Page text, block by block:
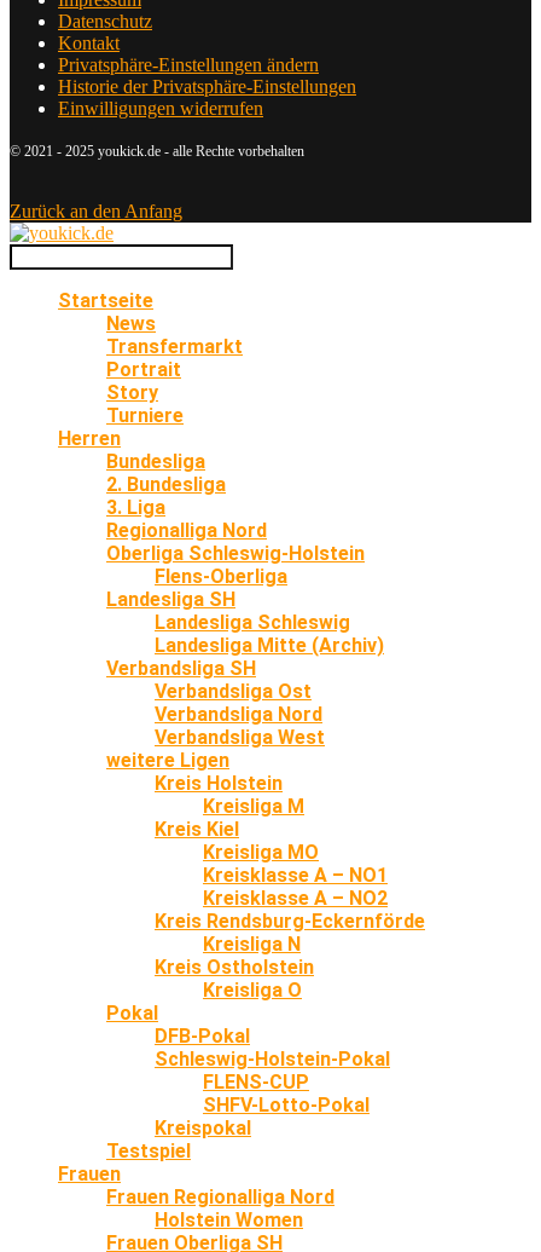
Datenschutz
Kontakt
Privatsphäre-Einstellungen ändern
Historie der Privatsphäre-Einstellungen
Einwilligungen widerrufen
© 2021 - 2025 youkick.de - alle Rechte vorbehalten
Zurück an den Anfang
Startseite
News
Transfermarkt
Portrait
Story
Turniere
Herren
Bundesliga
2. Bundesliga
3. Liga
Regionalliga Nord
Oberliga Schleswig-Holstein
Flens-Oberliga
Landesliga SH
Landesliga Schleswig
Landesliga Mitte (Archiv)
Verbandsliga SH
Verbandsliga Ost
Verbandsliga Nord
Verbandsliga West
weitere Ligen
Kreis Holstein
Kreisliga M
Kreis Kiel
Kreisliga MO
Kreisklasse A – NO1
Kreisklasse A – NO2
Kreis Rendsburg-Eckernförde
Kreisliga N
Kreis Ostholstein
Kreisliga O
Pokal
DFB-Pokal
Schleswig-Holstein-Pokal
FLENS-CUP
SHFV-Lotto-Pokal
Kreispokal
Testspiel
Frauen
Frauen Regionalliga Nord
Holstein Women
Frauen Oberliga SH